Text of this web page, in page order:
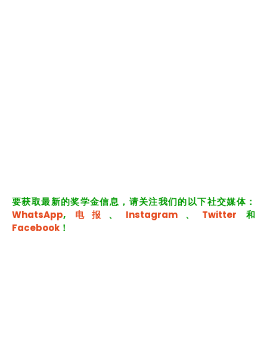
要获取最新的奖学金信息，请关注我们的以下社交媒体：
WhatsApp, 电报 、 Instagram、 Twitter 和
Facebook ！